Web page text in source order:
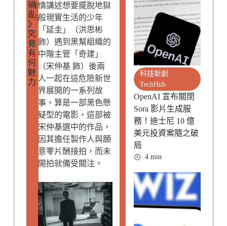
禍
亂
》
究
竟
有
何
魅
力
0
5
情講述想要擺脫地獄
般現實生活的少年
「延圭」（洪思彬
飾）遇到黑幫組織的
中階主管「奇建」
（宋仲基 飾）後兩
人一起在這危險新世
界展開的一系列故
事，算是一部黑色懸
疑型的電影，這部被
宋仲基選中的作品，
因其擔任製作人與願
意零片酬接拍，而未
開拍就備受關注。
科技新創
TechHub
OpenAI 宣布關閉
Sora 影片生成服
務！迪士尼 10 億
美元投資案隨之破
局
4 min